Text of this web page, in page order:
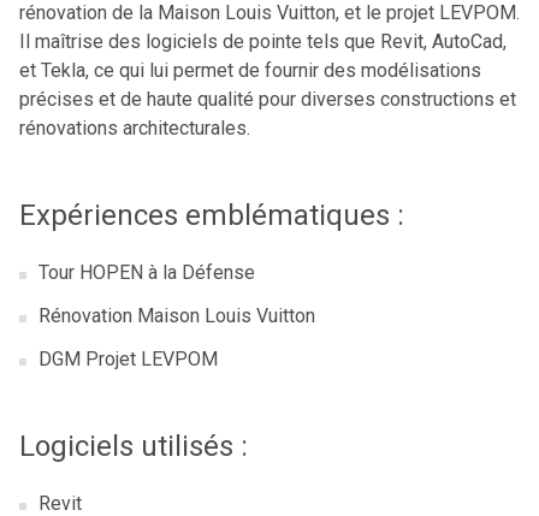
rénovation de la Maison Louis Vuitton, et le projet LEVPOM.
Il maîtrise des logiciels de pointe tels que Revit, AutoCad,
et Tekla, ce qui lui permet de fournir des modélisations
précises et de haute qualité pour diverses constructions et
rénovations architecturales.
Expériences emblématiques :
Tour HOPEN à la Défense
Rénovation Maison Louis Vuitton
DGM Projet LEVPOM
Logiciels utilisés :
Revit